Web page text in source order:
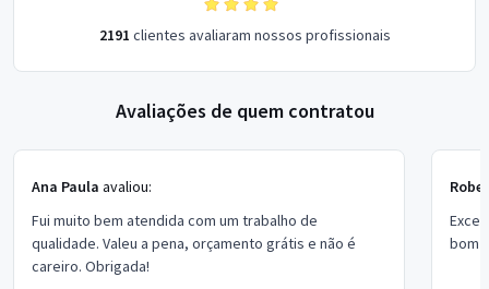
2191 clientes avaliaram nossos profissionais
Avaliações de quem contratou
Ana Paula avaliou:
Fui muito bem atendida com um trabalho de
qualidade. Valeu a pena, orçamento grátis e não é
careiro. Obrigada!
bom